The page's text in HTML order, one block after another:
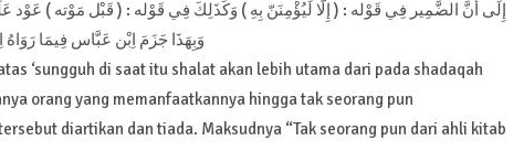
إِلَى أَنَّ الضَّمِير فِي قَوْله : ( إِلَّا لَيُؤْمِنَنّ بِهِ ) وَكَذَلِكَ فِي قَوْله : ( قَبْل مَوْته )
وَبِهَذَا جَزَمَ اِبْن عَبَّاس فِيمَا
‘sungguh di saat itu shalat akan lebih utama dari pada shadaqah
orang yang memanfaatkannya hingga tak seorang pun